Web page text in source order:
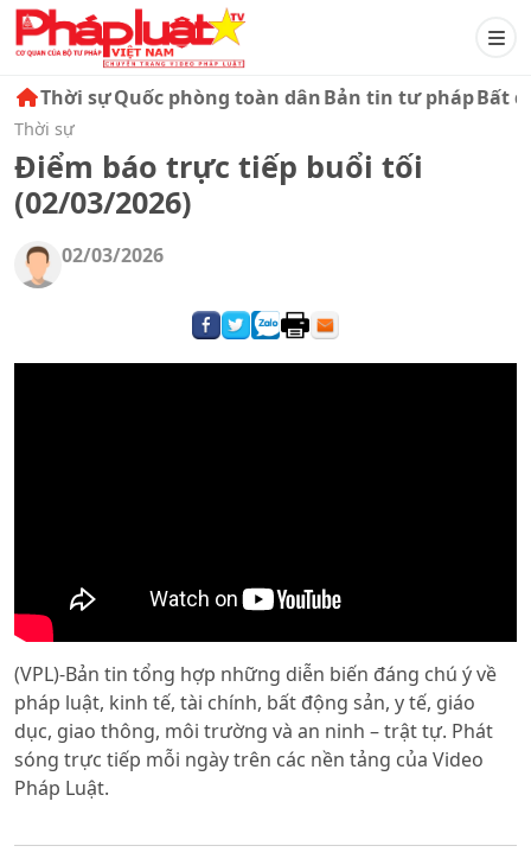
Thời sựQuốc phòng toàn dânBản tin tư phápBất
Thời sự
Điểm báo trực tiếp buổi tối
(02/03/2026)
02/03/2026
(VPL)-Bản tin tổng hợp những diễn biến đáng chú ý về
pháp luật, kinh tế, tài chính, bất động sản, y tế, giáo
dục, giao thông, môi trường và an ninh – trật tự. Phát
sóng trực tiếp mỗi ngày trên các nền tảng của Video
Pháp Luật.